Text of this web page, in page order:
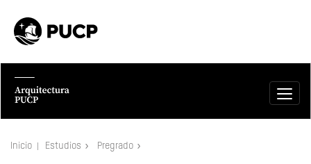
Inicio Estudios Pregrado